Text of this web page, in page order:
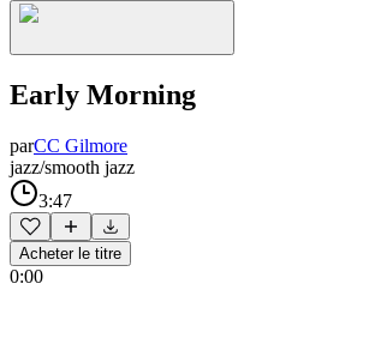
Early Morning
parCC Gilmore
jazz/smooth jazz
3:47
Acheter le titre
0:00